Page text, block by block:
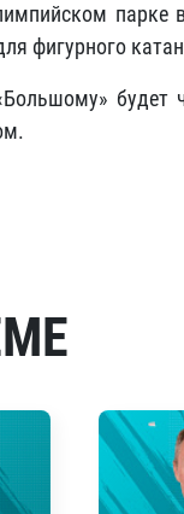
парке
фигурного
будет